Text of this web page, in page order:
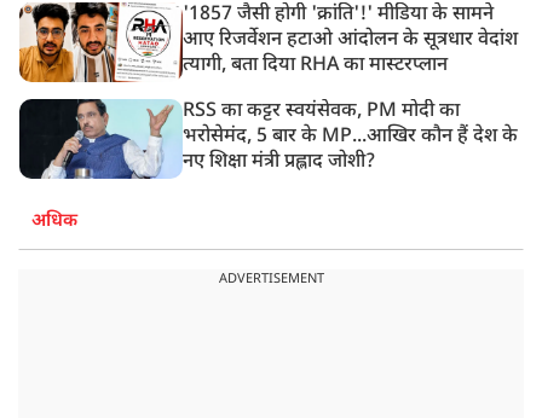
'1857 जैसी होगी 'क्रांति'!' मीडिया के सामने
आए रिजर्वेशन हटाओ आंदोलन के सूत्रधार वेदांश
त्यागी, बता दिया RHA का मास्टरप्लान
RSS का कट्टर स्वयंसेवक, PM मोदी का
भरोसेमंद, 5 बार के MP...आखिर कौन हैं देश के
नए शिक्षा मंत्री प्रह्लाद जोशी?
अधिक
ADVERTISEMENT